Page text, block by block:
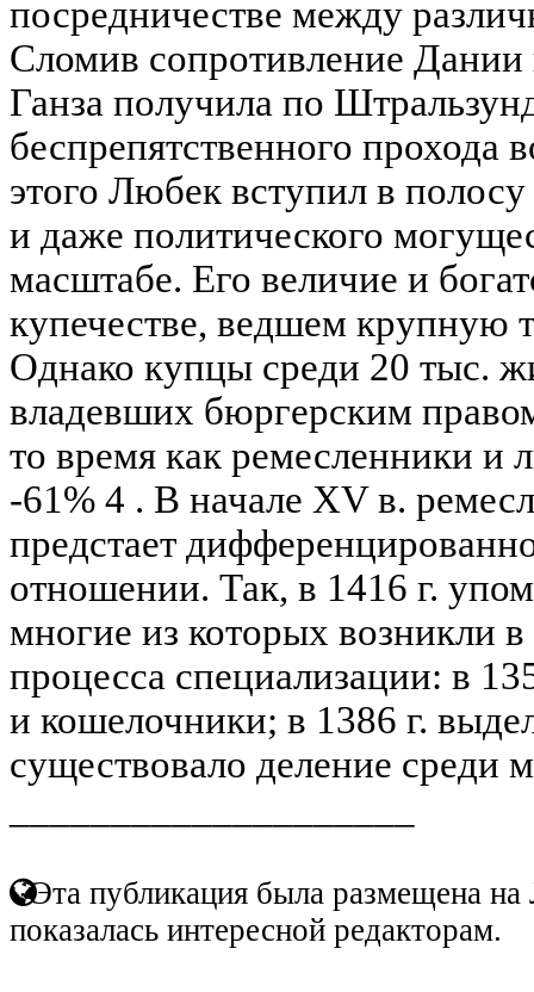
посредничестве между
Сломив сопротивление Дании
Ганза получила по
беспрепятственного
этого Любек вступил в
и даже политического
масштабе. Его величие и
купечестве, ведшем крупную
Однако купцы среди 20 тыс.
владевших бюргерским
то время как ремесленники и
-61% 4 . В начале XV в.
предстает
отношении. Так, в 1416 г.
многие из которых возникли в
процесса специализации: в
и кошелочники; в 1386 г.
существовало деление среди
Эта публикация была размещена на
показалась интересной редакторам.